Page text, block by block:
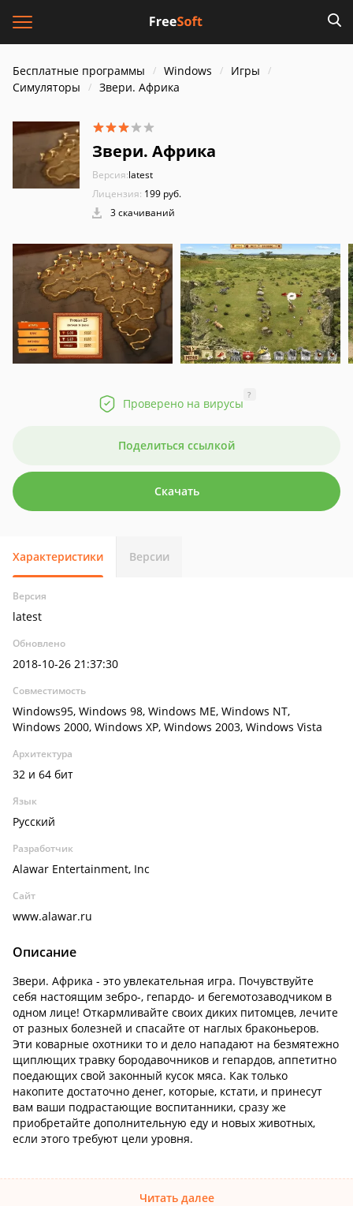
Бесплатные программы Windows
Игры
Симуляторы
Звери. Африка
Звери. Африка
Версия:latest
Лицензия: 199 руб.
3 скачиваний
Проверено на вирусы
?
Поделиться ссылкой
Скачать
Характеристики Версии
Версия
latest
Обновлено
2018-10-26 21:37:30
Совместимость
Windows95, Windows 98, Windows ME, Windows NT,
Windows 2000, Windows XP, Windows 2003, Windows Vista
Архитектура
32 и 64 бит
Язык
Русский
Разработчик
Alawar Entertainment, Inc
Сайт
www.alawar.ru
Описание
Звери. Африка - это увлекательная игра. Почувствуйте
себя настоящим зебро-, гепардо- и бегемотозаводчиком в
одном лице! Откармливайте своих диких питомцев, лечите
от разных болезней и спасайте от наглых браконьеров.
Эти коварные охотники то и дело нападают на безмятежно
щиплющих травку бородавочников и гепардов, аппетитно
поедающих свой законный кусок мяса. Как только
накопите достаточно денег, которые, кстати, и принесут
вам ваши подрастающие воспитанники, сразу же
приобретайте дополнительную еду и новых животных,
если этого требуют цели уровня.
Читать далее